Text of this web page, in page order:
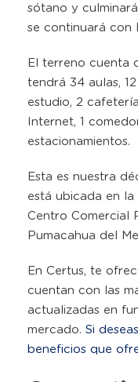
sótano y
se continuará con
El terreno cuenta
tendrá 34 aulas,
estudio, 2
Internet, 1
estacionamientos.
Esta es nuestra
está ubicada en
Centro Comercial
Pumacahua del
En Certus, te
cuentan con las
actualizadas en
mercado. Si
beneficios que